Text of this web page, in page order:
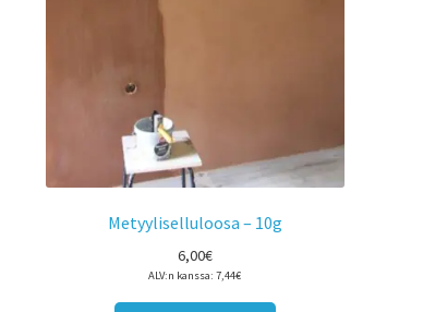
Metyyliselluloosa – 10g
6,00€
ALV:n kanssa:7,44€